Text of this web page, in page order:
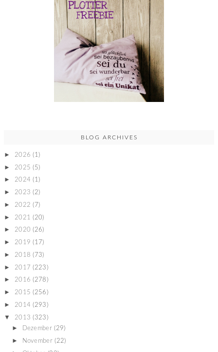
BLOG ARCHIVES
► 2026 (1)
► 2025 (5)
► 2024 (1)
► 2023 (2)
► 2022 (7)
► 2021 (20)
► 2020 (26)
► 2019 (17)
► 2018 (73)
► 2017 (223)
► 2016 (278)
► 2015 (256)
► 2014 (293)
▼ 2013 (323)
► Dezember (29)
► November (22)